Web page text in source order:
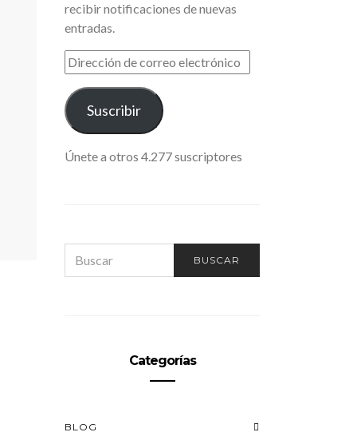
recibir notificaciones de nuevas
entradas.
DIRECCIÓN
DE
CORREO
ELECTRÓNICO
Suscribir
Únete a otros 4.277 suscriptores
FOR:
BUSCAR
Categorías
BLOG